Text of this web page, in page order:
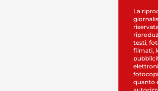
La
testi,
filmati,
quanto